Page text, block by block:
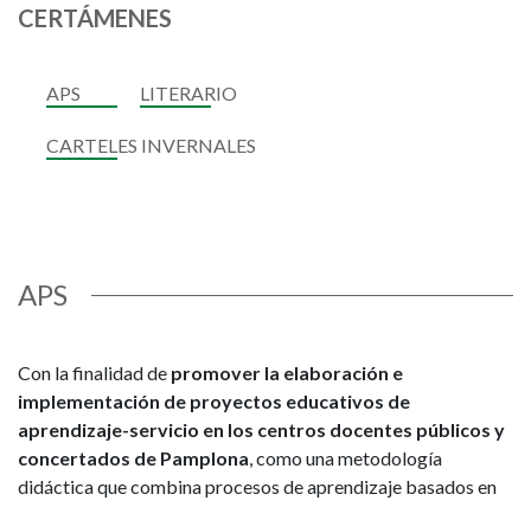
CERTÁMENES
APS LITERARIO
CARTELES INVERNALES
APS
Con la finalidad de promover la elaboración e
implementación de proyectos educativos de
aprendizaje-servicio en los centros docentes públicos y
concertados de Pamplona, como una metodología
didáctica que combina procesos de aprendizaje basados en